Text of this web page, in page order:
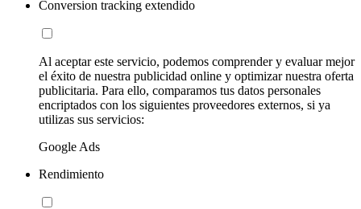
Conversion tracking extendido
Al aceptar este servicio, podemos comprender y evaluar mejor
el éxito de nuestra publicidad online y optimizar nuestra oferta
publicitaria. Para ello, comparamos tus datos personales
encriptados con los siguientes proveedores externos, si ya
utilizas sus servicios:
Google Ads
Rendimiento